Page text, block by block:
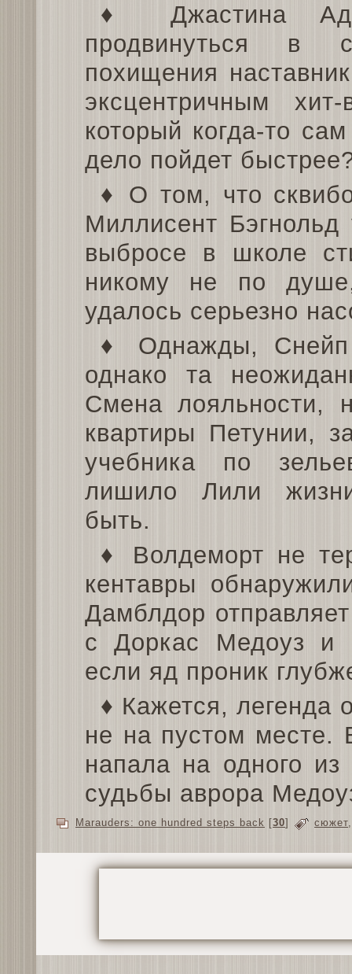
♦ Джастина
продвинуться в
похищения
эксцентричным
который когда-то
дело пойдет
♦ О том, что
Миллисент Бэгнольд
выбросе в школе
никому не по
удалось серьезно
♦ Однажды, Снейп
однако та
Смена лояльности,
квартиры Петунии,
учебника по
лишило Лили
быть.
♦ Волдеморт не
кентавры
Дамблдор
с Доркас Медоуз и
если яд проник
♦ Кажется, легенда
не на пустом месте.
напала на одного из
судьбы аврора
Marauders: one hundred steps back [30] сюжет